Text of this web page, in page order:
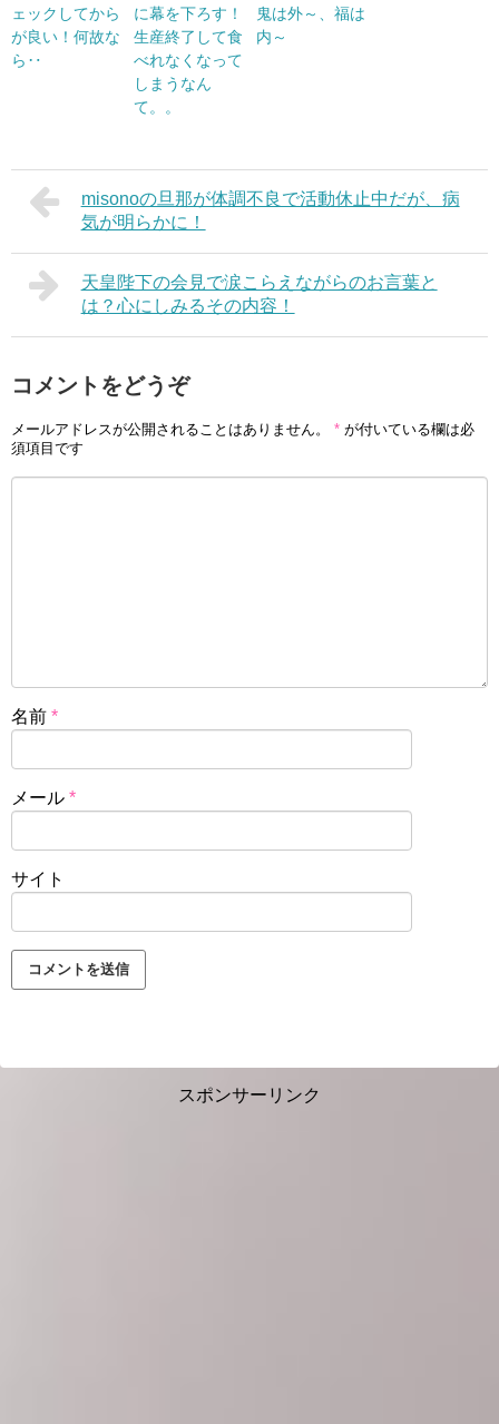
ェックしてから
が良い！何故な
ら‥
に幕を下ろす！
生産終了して食
べれなくなって
しまうなん
て。。
鬼は外～、福は
内～
misonoの旦那が体調不良で活動休止中だが、病
気が明らかに！
天皇陛下の会見で涙こらえながらのお言葉と
は？心にしみるその内容！
コメントをどうぞ
メールアドレスが公開されることはありません。 * が付いている欄は必
須項目です
名前 *
メール *
サイト
スポンサーリンク